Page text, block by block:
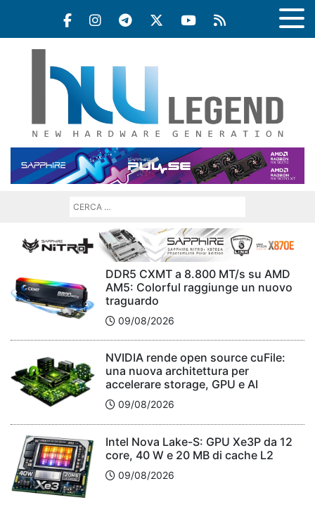
DDR5 CXMT a 8.800 MT/s su AMD
AM5: Colorful raggiunge un nuovo
traguardo
09/08/2026
NVIDIA rende open source cuFile:
una nuova architettura per
accelerare storage, GPU e AI
09/08/2026
Intel Nova Lake-S: GPU Xe3P da 12
core, 40 W e 20 MB di cache L2
09/08/2026